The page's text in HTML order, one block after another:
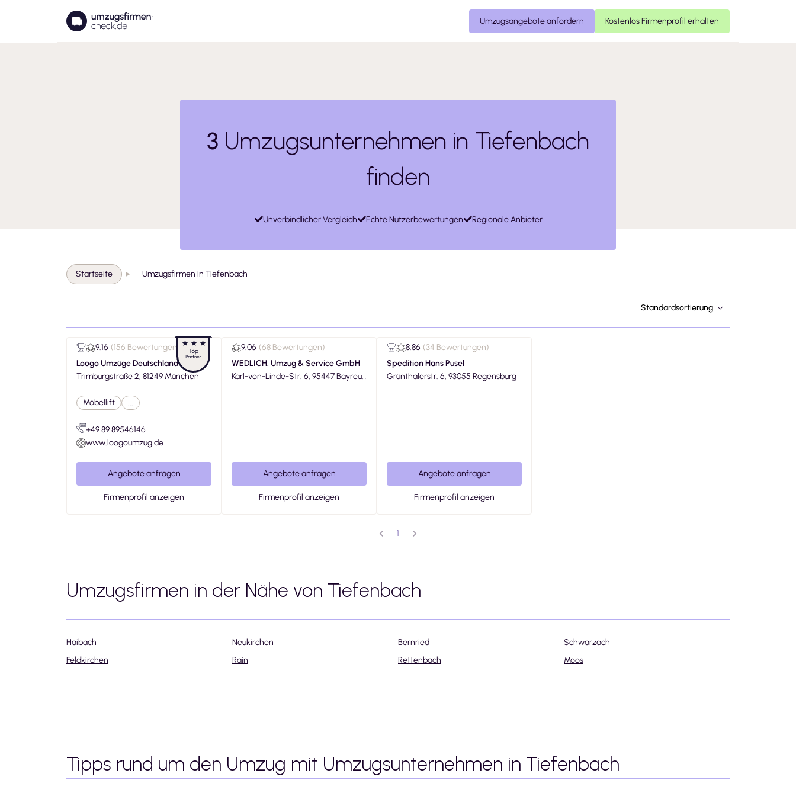
Umzugsangebote anfordern Kostenlos Firmenprofil erhalten
3 Umzugsunternehmen in Tiefenbach
finden
Unverbindlicher Vergleich Echte Nutzerbewertungen Regionale Anbieter
Startseite Umzugsfirmen in Tiefenbach
Standardsortierung
9.16 (156 Bewertungen
Loogo Umzüge Deutschland
Trimburgstraße 2, 81249 München
Möbellift ...
+49 89 89546146
www.loogoumzug.de
Angebote anfragen
Firmenprofil anzeigen
9.06 (68 Bewertungen)
WEDLICH. Umzug & Service GmbH
Karl-von-Linde-Str. 6, 95447 Bayreut
Angebote anfragen
Firmenprofil anzeigen
8.86 (34 Bewertungen)
Spedition Hans Pusel
Grünthalerstr. 6, 93055 Regensburg
Angebote anfragen
Firmenprofil anzeigen
1
Umzugsfirmen in der Nähe von Tiefenbach
Haibach Neukirchen Bernried
Schwarzach
Feldkirchen
Rain Rettenbach Moos
Tipps rund um den Umzug mit Umzugsunternehmen in Tiefenbach